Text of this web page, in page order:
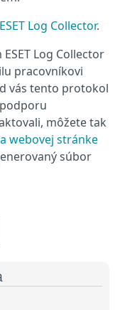
Log Collector.
Log Collector
pracovníkovi
vás tento protokol
môžete tak
webovej stránke
súbor